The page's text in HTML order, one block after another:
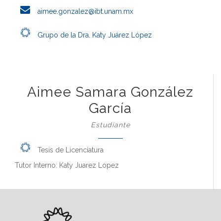
aimee.gonzalez@ibt.unam.mx
Grupo de la Dra. Katy Juárez López
Aimee Samara González
García
Estudiante
Tesis de Licenciatura
Tutor Interno: Katy Juarez Lopez